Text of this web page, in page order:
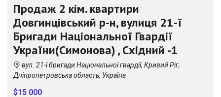
Продаж 2 кім. квартири
Довгинцівський р-н, вулиця 21-ї
Бригади Національної Гвардії
України(Симонова) , Східний -1
вул. 21-ї бригади Національної гвардії, Кривий Ріг,
Дніпропетровська область, Україна
$15 000